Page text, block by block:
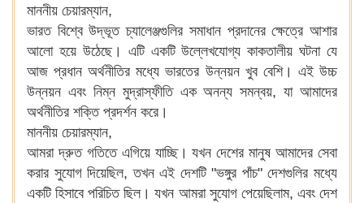
মাননীয় চেয়ারম্যান,
ভারত বিশ্বে উদ্ভূত চ্যালেঞ্জগুলির সমাধান প্রদানের ক্ষেত্রে আশার
আলো হয়ে উঠেছে। এটি একটি উল্লেখযোগ্য কাকতালীয় ঘটনা যে
আজ প্রধান অর্থনীতির মধ্যে ভারতের উন্নয়ন খুব বেশি। এই উচ্চ
উন্নয়ন এবং নিম্ন মুদ্রাস্ফীতি এক অনন্য সমন্বয়, যা আমাদের
অর্থনীতির শক্তি প্রদর্শন করে।
মাননীয় চেয়ারম্যান,
আমরা দ্রুত গতিতে এগিয়ে যাচ্ছি। যখন দেশের মানুষ আমাদের সেবা
করার সুযোগ দিয়েছিল, তখন এই দেশটি "ভঙ্গুর পাঁচ" দেশগুলির মধ্যে
একটি হিসাবে পরিচিত ছিল। যখন আমরা সুযোগ পেয়েছিলাম, এবং দেশ